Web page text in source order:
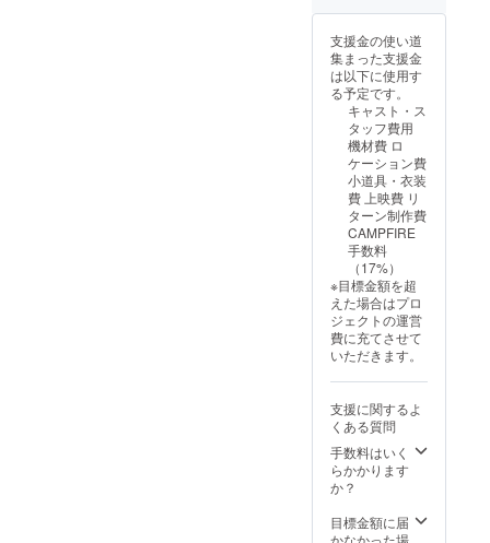
映会に
ご招待
［開催
時期］
2024年
11月末
ごろ
（予
定）
［場
所］大
阪府
（予
定） ・
支援者
様の交
通費や
滞在費
各自で
ご負担
くださ
います
ようお
願いい
たしま
す。 ・
詳細は
絡いた
タ)を5
枚記載
されて
いる
メール
アドレ
スにお
送りい
たしま
す。 脚
本デー
タを提
供 ・脚
本(決定
稿)の
PDF
データ
を記載
されて
いる
メール
アドレ
送りい
たしま
す。 上
映会に
時期］
2024年
可。 ・
み、ロ
ゴ／バ
ナーの
掲載は
不可。
・支援
時、必
ず備考
欄に希
望され
るお名
前をご
記入く
ださ
い。
キャス
トオフ
ショッ
ト ・撮
影時の
ショッ
ト(デー
タ)を5
枚記載
されて
メール
アドレ
礼メー
督の永
田と脚
本の夜
終から
感謝の
気持ち
を込め
たメー
ルを送
らせて
いただ
きま
す。 エ
ンド
ロール
記名 ・
エンド
ロール
に支援
者様の
を掲載
しま
す。 ・
団体名
や企業
可。 ・
文字の
支援金の使い道
集まった支援金
は以下に使用す
る予定です。
キャスト・ス
タッフ費用
機材費 ロ
ケーション費
小道具・衣装
費 上映費 リ
ターン制作費
CAMPFIRE
手数料
（17%）
※目標金額を超
えた場合はプロ
ジェクトの運営
費に充てさせて
いただきます。
支援に関するよ
くある質問
手数料はいく
らかかります
か？
目標金額に届
かなかった場